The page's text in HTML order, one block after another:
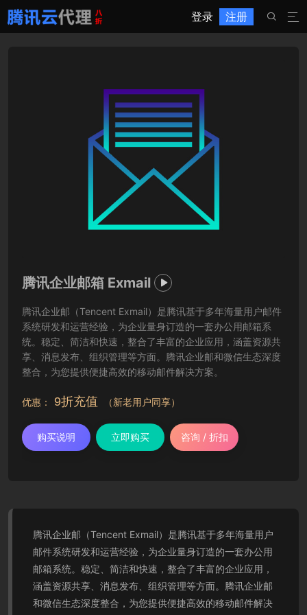
登录 注册 

腾讯企业邮箱 Exmail 
腾讯企业邮（Tencent Exmail）是腾讯基于多年海量用户邮件
系统研发和运营经验，为企业量身订造的一套办公用邮箱系
统。稳定、简洁和快速，整合了丰富的企业应用，涵盖资源共
享、消息发布、组织管理等方面。腾讯企业邮和微信生态深度
整合，为您提供便捷高效的移动邮件解决方案。
优惠： 9折充值 （新老用户同享）
购买说明 立即购买 咨询 / 折扣
腾讯企业邮（Tencent Exmail）是腾讯基于多年海量用户
邮件系统研发和运营经验，为企业量身订造的一套办公用
邮箱系统。稳定、简洁和快速，整合了丰富的企业应用，
涵盖资源共享、消息发布、组织管理等方面。腾讯企业邮
和微信生态深度整合，为您提供便捷高效的移动邮件解决